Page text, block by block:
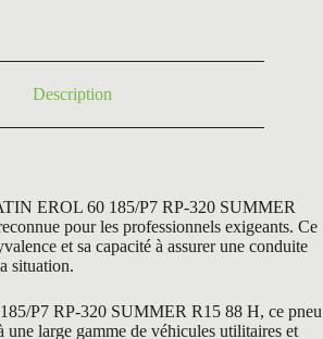
Description
EROL 60 185/P7 RP-320 SUMMER
pour les professionnels exigeants. Ce
et sa capacité à assurer une conduite
situation.
185/P7 RP-320 SUMMER R15 88 H, ce pneu
une large gamme de véhicules utilitaires et